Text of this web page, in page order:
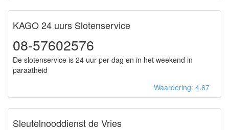
KAGO 24 uurs Slotenservice
08-57602576
De slotenservice is 24 uur per dag en in het weekend in
paraatheid
Waardering: 4.67
Sleutelnooddienst de Vries